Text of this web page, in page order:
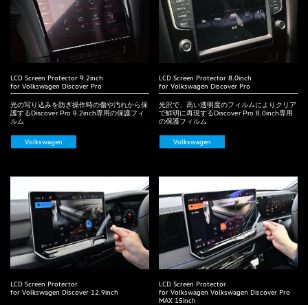
LCD Screen Protector 9.2inch
for Volkswagen Discover Pro
光の写り込みを防ぎ操作時の傷や汚れから保
護するDiscover Pro 9.2inch専用の保護フィ
ルム
Volkswagen
LCD Screen Protector 8.0inch
for Volkswagen Discover Pro
光沢で、高い透明度のフィルムによりクリア
で鮮明に再現するDiscover Pro 8.0inch専用
の保護フィルム
Volkswagen
LCD Screen Protector
for Volkswagen Discover 12.9inch
LCD Screen Protector
for Volkswagen Volkswagen Discover Pro
MAX 15inch